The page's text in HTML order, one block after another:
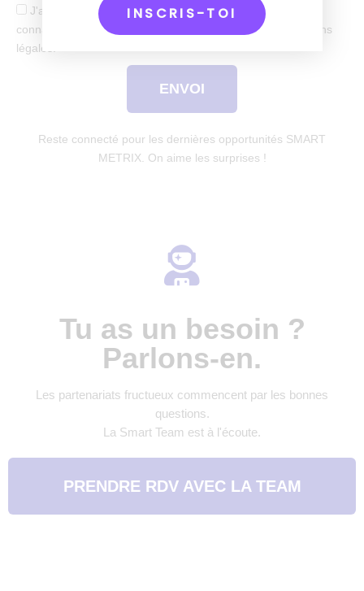
J'accepte de recevoir tes mails et confirme avoir pris
connaissance de votre politique de confidentialité et mentions
légales.
ENVOI
Reste connecté pour les dernières opportunités SMART
METRIX. On aime les surprises !
Tu as un besoin ?
Parlons-en.
Les partenariats fructueux commencent par les bonnes
questions.
La Smart Team est à l'écoute.
PRENDRE RDV AVEC LA TEAM
INSCRIS-TOI